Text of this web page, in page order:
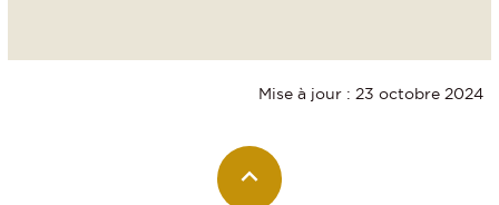
Mise à jour : 23 octobre 2024